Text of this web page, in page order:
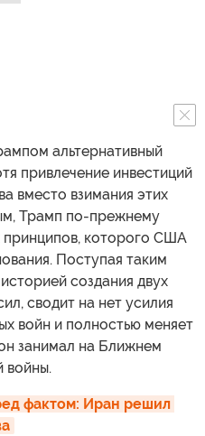
альтернативный
привлечение инвестиций
вместо взимания этих
Трамп по-прежнему
принципов, которого США
Поступая таким
создания двух
сводит на нет усилия
войн и полностью меняет
занимал на Ближнем
войны.
фактом: Иран решил